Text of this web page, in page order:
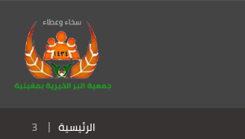
الرئيسية 3